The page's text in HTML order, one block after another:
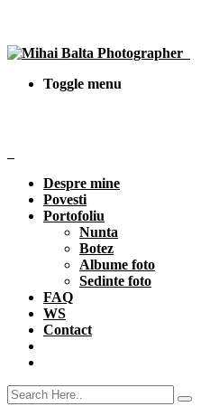
Toggle menu
Despre mine
Povesti
Portofoliu
Nunta
Botez
Albume foto
Sedinte foto
FAQ
WS
Contact